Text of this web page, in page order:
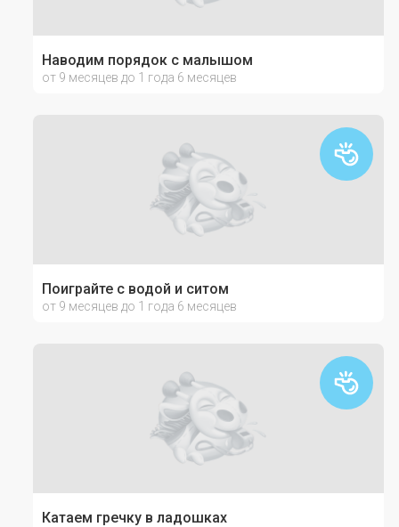
Наводим порядок с малышом
от 9 месяцев до 1 года 6 месяцев
Поиграйте с водой и ситом
от 9 месяцев до 1 года 6 месяцев
Катаем гречку в ладошках